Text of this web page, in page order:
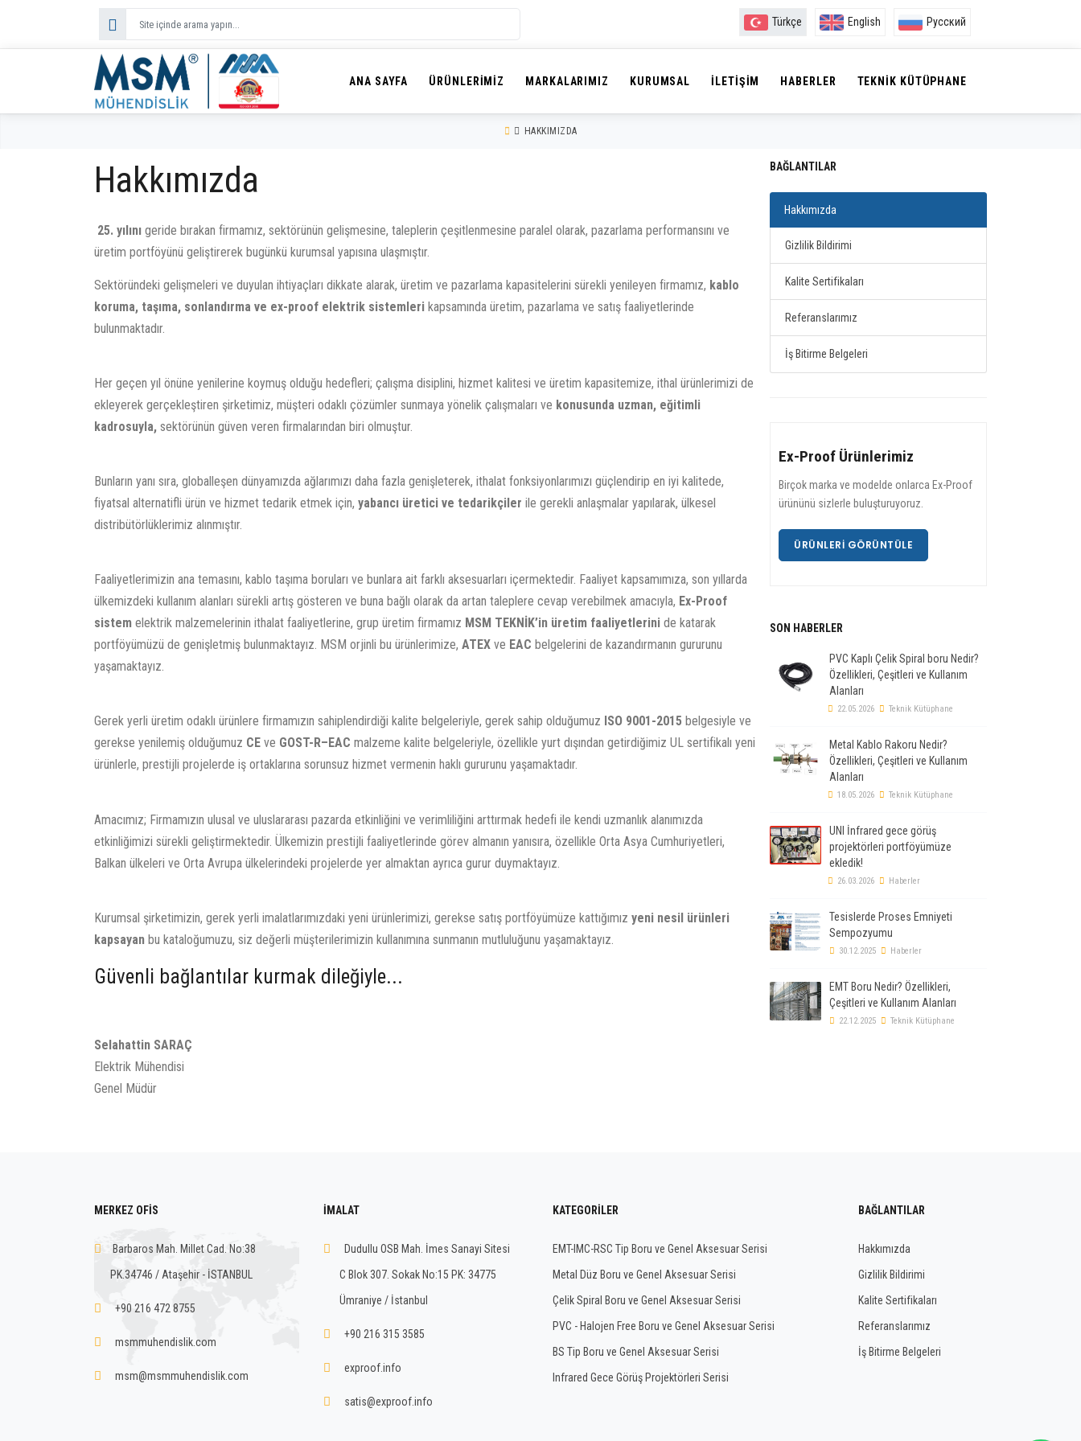
Türkçe English Русский
ANA SAYFA ÜRÜNLERIMIZ MARKALARIMIZ KURUMSAL İLETIŞIM HABERLER TEKNIK KÜTÜPHANE
HAKKIMIZDA
Hakkımızda
25. yılını geride bırakan firmamız, sektörünün gelişmesine, taleplerin çeşitlenmesine paralel olarak, pazarlama performansını ve
üretim portföyünü geliştirerek bugünkü kurumsal yapısına ulaşmıştır.
Sektöründeki gelişmeleri ve duyulan ihtiyaçları dikkate alarak, üretim ve pazarlama kapasitelerini sürekli yenileyen firmamız, kablo
koruma, taşıma, sonlandırma ve ex-proof elektrik sistemleri kapsamında üretim, pazarlama ve satış faaliyetlerinde
bulunmaktadır.
Her geçen yıl önüne yenilerine koymuş olduğu hedefleri; çalışma disiplini, hizmet kalitesi ve üretim kapasitemize, ithal ürünlerimizi de
ekleyerek gerçekleştiren şirketimiz, müşteri odaklı çözümler sunmaya yönelik çalışmaları ve konusunda uzman, eğitimli
kadrosuyla, sektörünün güven veren firmalarından biri olmuştur.
Bunların yanı sıra, globalleşen dünyamızda ağlarımızı daha fazla genişleterek, ithalat fonksiyonlarımızı güçlendirip en iyi kalitede,
fiyatsal alternatifli ürün ve hizmet tedarik etmek için, yabancı üretici ve tedarikçiler ile gerekli anlaşmalar yapılarak, ülkesel
distribütörlüklerimiz alınmıştır.
Faaliyetlerimizin ana temasını, kablo taşıma boruları ve bunlara ait farklı aksesuarları içermektedir. Faaliyet kapsamımıza, son yıllarda
ülkemizdeki kullanım alanları sürekli artış gösteren ve buna bağlı olarak da artan taleplere cevap verebilmek amacıyla, Ex-Proof
sistem elektrik malzemelerinin ithalat faaliyetlerine, grup üretim firmamız MSM TEKNİK’in üretim faaliyetlerini de katarak
portföyümüzü de genişletmiş bulunmaktayız. MSM orjinli bu ürünlerimize, ATEX ve EAC belgelerini de kazandırmanın gururunu
yaşamaktayız.
Gerek yerli üretim odaklı ürünlere firmamızın sahiplendirdiği kalite belgeleriyle, gerek sahip olduğumuz ISO 9001-2015 belgesiyle ve
gerekse yenilemiş olduğumuz CE ve GOST-R–EAC malzeme kalite belgeleriyle, özellikle yurt dışından getirdiğimiz UL sertifikalı yeni
ürünlerle, prestijli projelerde iş ortaklarına sorunsuz hizmet vermenin haklı gururunu yaşamaktadır.
Amacımız; Firmamızın ulusal ve uluslararası pazarda etkinliğini ve verimliliğini arttırmak hedefi ile kendi uzmanlık alanımızda
etkinliğimizi sürekli geliştirmektedir. Ülkemizin prestijli faaliyetlerinde görev almanın yanısıra, özellikle Orta Asya Cumhuriyetleri,
Balkan ülkeleri ve Orta Avrupa ülkelerindeki projelerde yer almaktan ayrıca gurur duymaktayız.
Kurumsal şirketimizin, gerek yerli imalatlarımızdaki yeni ürünlerimizi, gerekse satış portföyümüze kattığımız yeni nesil ürünleri
kapsayan bu kataloğumuzu, siz değerli müşterilerimizin kullanımına sunmanın mutluluğunu yaşamaktayız.
Güvenli bağlantılar kurmak dileğiyle...
Selahattin SARAÇ
Elektrik Mühendisi
Genel Müdür
BAĞLANTILAR
Hakkımızda
Gizlilik Bildirimi
Kalite Sertifikaları
Referanslarımız
İş Bitirme Belgeleri
Ex-Proof Ürünlerimiz
Birçok marka ve modelde onlarca Ex-Proof
ürününü sizlerle buluşturuyoruz.
ÜRÜNLERI GÖRÜNTÜLE
SON HABERLER
PVC Kaplı Çelik Spiral boru Nedir?
Özellikleri, Çeşitleri ve Kullanım
Alanları
22.05.2026 Teknik Kütüphane
Metal Kablo Rakoru Nedir?
Özellikleri, Çeşitleri ve Kullanım
Alanları
18.05.2026 Teknik Kütüphane
UNI İnfrared gece görüş
projektörleri portföyümüze
ekledik!
26.03.2026 Haberler
Tesislerde Proses Emniyeti
Sempozyumu
30.12.2025 Haberler
EMT Boru Nedir? Özellikleri,
Çeşitleri ve Kullanım Alanları
22.12.2025 Teknik Kütüphane
MERKEZ OFİS
Barbaros Mah. Millet Cad. No:38
PK.34746 / Ataşehir - İSTANBUL
+90 216 472 8755
msmmuhendislik.com
msm@msmmuhendislik.com
İMALAT
Dudullu OSB Mah. İmes Sanayi Sitesi
C Blok 307. Sokak No:15 PK: 34775
Ümraniye / İstanbul
+90 216 315 3585
exproof.info
satis@exproof.info
KATEGORILER
EMT-IMC-RSC Tip Boru ve Genel Aksesuar Serisi
Metal Düz Boru ve Genel Aksesuar Serisi
Çelik Spiral Boru ve Genel Aksesuar Serisi
PVC - Halojen Free Boru ve Genel Aksesuar Serisi
BS Tip Boru ve Genel Aksesuar Serisi
Infrared Gece Görüş Projektörleri Serisi
BAĞLANTILAR
Hakkımızda
Gizlilik Bildirimi
Kalite Sertifikaları
Referanslarımız
İş Bitirme Belgeleri